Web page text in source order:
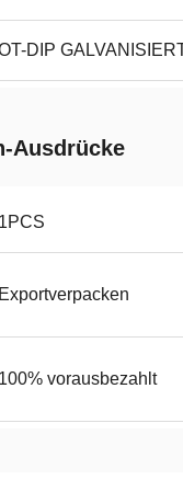
DIP
Ausdrücke
1PCS
Exportverpacken
100% vorausbezahlt